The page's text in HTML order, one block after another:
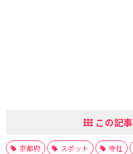
この記
京都府 スポット 寺社